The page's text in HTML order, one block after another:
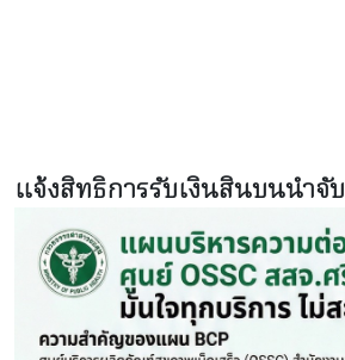
แจ้งสิทธิการรับเงินสินบนนำจับ